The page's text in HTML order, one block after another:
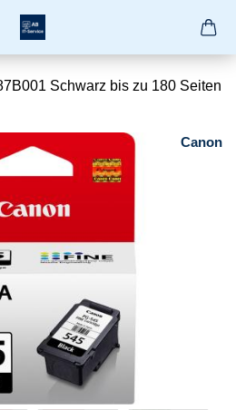
Schwarz bis zu 180 Seiten
Canon